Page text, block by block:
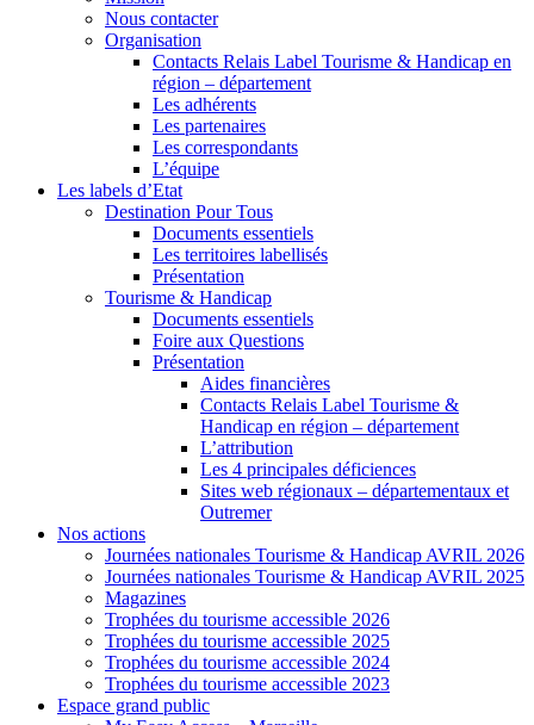
Nous contacter
Organisation
Contacts Relais Label Tourisme & Handicap en
région – département
Les adhérents
Les partenaires
Les correspondants
L’équipe
Les labels d’Etat
Destination Pour Tous
Documents essentiels
Les territoires labellisés
Présentation
Tourisme & Handicap
Documents essentiels
Foire aux Questions
Présentation
Aides financières
Contacts Relais Label Tourisme &
Handicap en région – département
L’attribution
Les 4 principales déficiences
Sites web régionaux – départementaux et
Outremer
Nos actions
Journées nationales Tourisme & Handicap AVRIL 2026
Journées nationales Tourisme & Handicap AVRIL 2025
Magazines
Trophées du tourisme accessible 2026
Trophées du tourisme accessible 2025
Trophées du tourisme accessible 2024
Trophées du tourisme accessible 2023
Espace grand public